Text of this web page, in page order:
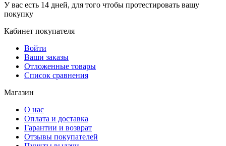
У вас есть 14 дней, для того чтобы протестировать вашу
покупку
Кабинет покупателя
Войти
Ваши заказы
Отложенные товары
Список сравнения
Магазин
О нас
Оплата и доставка
Гарантии и возврат
Отзывы покупателей